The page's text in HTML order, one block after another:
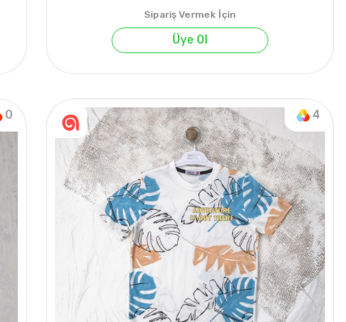
4ADET 9-12 YAŞ
Sipariş Vermek İçin
Üye Ol
0 4